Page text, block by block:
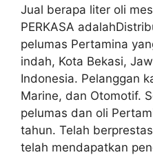
Jual berapa liter oli
PERKASA
pelumas Pertamina
indah, Kota Bekasi,
Indonesia. Pelanggan
Marine, dan Otomotif.
pelumas dan oli
tahun. Telah
telah mendapatkan